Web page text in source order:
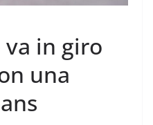
va in giro
una